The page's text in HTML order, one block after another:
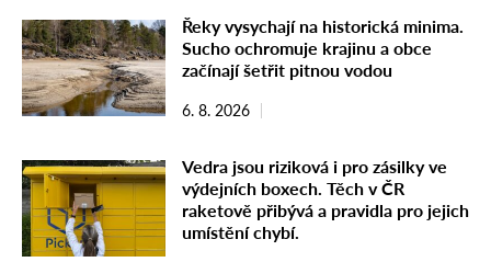
Řeky vysychají na historická minima.
Sucho ochromuje krajinu a obce
začínají šetřit pitnou vodou
6. 8. 2026
Vedra jsou riziková i pro zásilky ve
výdejních boxech. Těch v ČR
raketově přibývá a pravidla pro jejich
umístění chybí.